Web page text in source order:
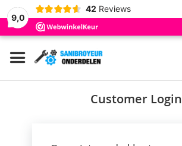
9,0
42 Reviews
Ga
naar
de
Customer Login